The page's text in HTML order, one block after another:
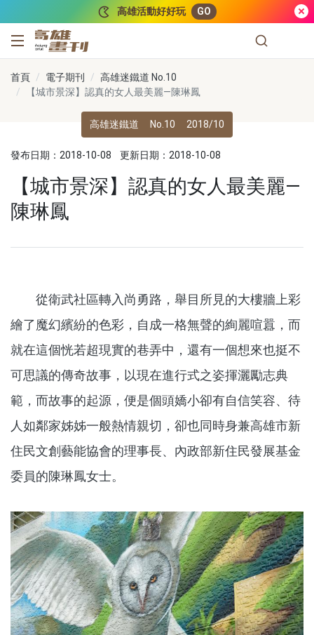
高雄活動好好玩 GO
高雄畫刊
首頁 電子期刊
高雄迷鐵道 No.10
【城市景深】認真的女人最美麗—陳琳鳳
高雄迷鐵道 No.10 2018/10
發布日期：2018-10-08 更新日期：2018-10-08
【城市景深】認真的女人最美麗—
陳琳鳳
從衛武社區轉入尚勇路，舉目所見的大樓牆上彩
繪了魔幻繽紛的色彩，自成一格無聲的絢麗喧囂，而
就在這個恍若超現實的巷弄中，還有一個想來也挺不
可思議的傳奇故事，以現在進行式之姿揮灑勵志典
範，而故事的起源，便是個頭嬌小卻有自信笑容、待
人如鄰家姊姊一般熱情親切，卻也同時身兼高雄市新
住民文創藝能協會的理事長、內政部新住民發展基金
委員的陳琳鳳女士。